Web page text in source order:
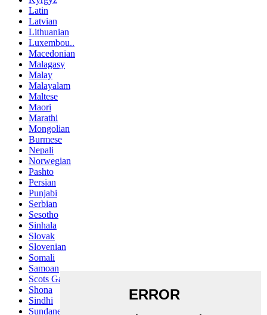
Latin
Latvian
Lithuanian
Luxembou..
Macedonian
Malagasy
Malay
Malayalam
Maltese
Maori
Marathi
Mongolian
Burmese
Nepali
Norwegian
Pashto
Persian
Punjabi
Serbian
Sesotho
Sinhala
Slovak
Slovenian
Somali
Samoan
Scots Gaelic
Shona
Sindhi
Sundanese